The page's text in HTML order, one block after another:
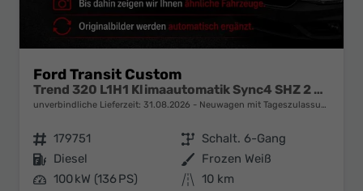
Ford Transit Custom
Trend 320 L1H1 Klimaautomatik Sync4 SHZ 2 x Einparkhilfe Kamera 5JG
unverbindliche Lieferzeit: 31.08.2026 Neuwagen mit Tageszulassung
Fahrzeugnr. 179751 Getriebe Schalt. 6-Gang
Kraftstoff Diesel Außenfarbe Frozen Weiß
Leistung 100 kW (136 PS) Kilometerstand 10 km